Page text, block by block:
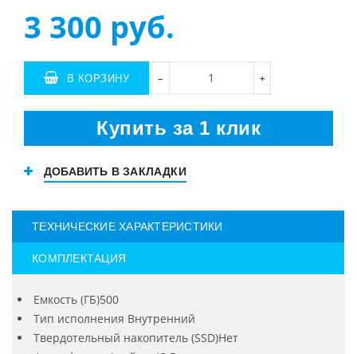
3 300 руб.
− +
В КОРЗИНУ
Купить за 1 клик
ДОБАВИТЬ В ЗАКЛАДКИ
ТЕХНИЧЕСКИЕ ХАРАКТЕРИСТИКИ
КОМПЛЕКТАЦИЯ
Емкость (ГБ)500
Тип исполнения Внутренний
Твердотельный накопитель (SSD)Нет